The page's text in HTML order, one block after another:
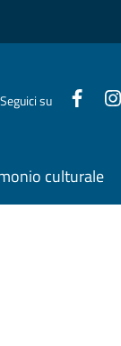
Seguici su
culturale